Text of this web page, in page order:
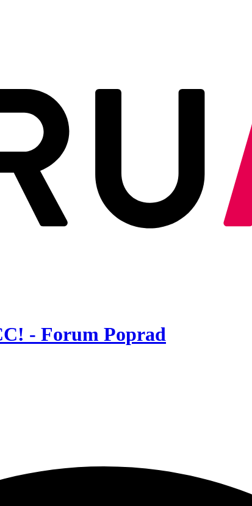
- Forum Poprad